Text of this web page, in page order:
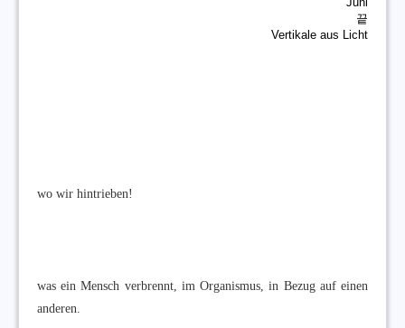
끝
Vertikale aus Licht
wo wir hintrieben!
was ein Mensch verbrennt, im Organismus, in Bezug auf einen
anderen.